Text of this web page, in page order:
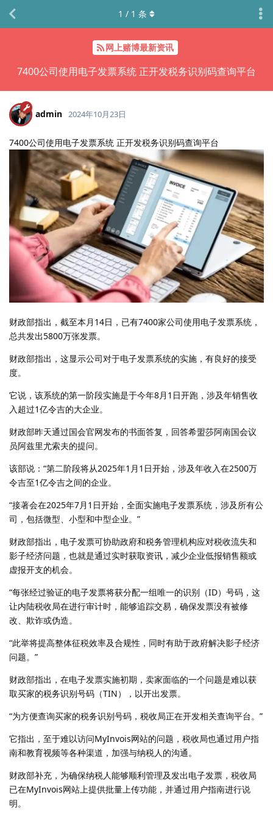
网上赌博最新资讯
7400公司使用电子发票系统 正开发税务识别码查询平台
1 / 1 条
admin 2024年10月23日
7400公司使用电子发票系统 正开发税务识别码查询平台
财政部指出，截至本月14日，已有7400家公司使用电子发票系统，
总共发出5800万张发票。
财政部指出，这显示公司对于电子发票系统的实施，有良好的接受
度。
它说，该系统的第一阶段实施是于今年8月1日开跑，涉及年销售收
入超过1亿令吉的大企业。
财政部昨天通过国会官网发布的书面答复，回答希盟莎阿南国会议
员阿兹里尤索夫的提问。
该部说：“第二阶段将从2025年1月1日开始，涉及年收入在2500万
令吉至1亿令吉之间的企业。
“接著会在2025年7月1日开始，全面实施电子发票系统，涉及所有公
司，包括微型、小型和中型企业。”
财政部指出，电子发票可协助政府和税务管理机构应对税收流失和
影子经济问题，也就是通过实时获取资讯，减少企业低报销售额或
虚报开支的机会。
“每张经过验证的电子发票将获分配一组唯一的识别（ID）号码，这
让内陆税收局在进行审计时，能够追踪交易，确保发票没有被修
改、欺诈或伪造。
“此举将提高整体征税效率及合规性，同时有助于政府解决影子经济
问题。”
财政部指出，在电子发票实施初期，卖家面临的一个问题是难以获
取买家的税务识别号码（TIN），以开出发票。
“为方便查询买家的税务识别号码，税收局正在开发相关查询平台。”
它指出，至于难以访问MyInvois网站的问题，税收局也通过用户指
南和教育视频等各种渠道，加强与纳税人的沟通。
财政部补充，为确保纳税人能够顺利管理及发出电子发票，税收局
已在MyInvois网站上提供批量上传功能，并通过用户指南进行说
明。